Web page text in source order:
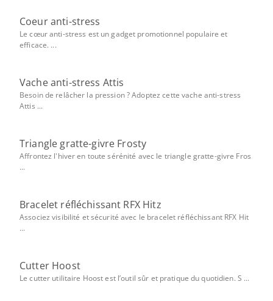
Coeur anti-stress
Le cœur anti-stress est un gadget promotionnel populaire et
efficace. ...
Vache anti-stress Attis
Besoin de relâcher la pression ? Adoptez cette vache anti-stress
Attis ...
Triangle gratte-givre Frosty
Affrontez l'hiver en toute sérénité avec le triangle gratte-givre Fros
...
Bracelet réfléchissant RFX Hitz
Associez visibilité et sécurité avec le bracelet réfléchissant RFX Hit
...
Cutter Hoost
Le cutter utilitaire Hoost est l’outil sûr et pratique du quotidien. S ...